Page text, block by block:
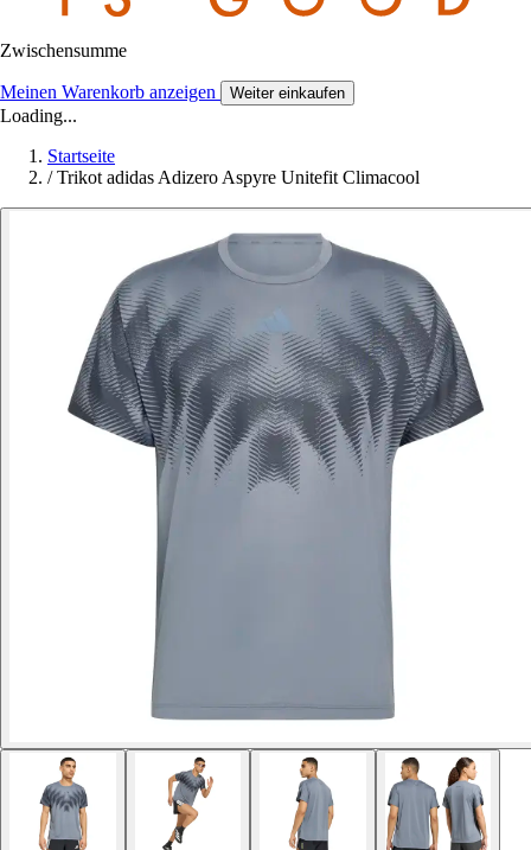
Zwischensumme
Meinen Warenkorb anzeigen Weiter einkaufen
Loading...
Startseite
/ Trikot adidas Adizero Aspyre Unitefit Climacool